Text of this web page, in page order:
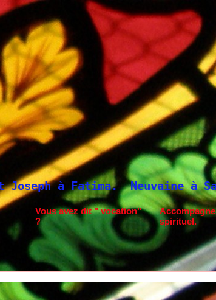
Neuvaine à Saint Joseph
Vous avez dit " vocation"
?
spirituel.